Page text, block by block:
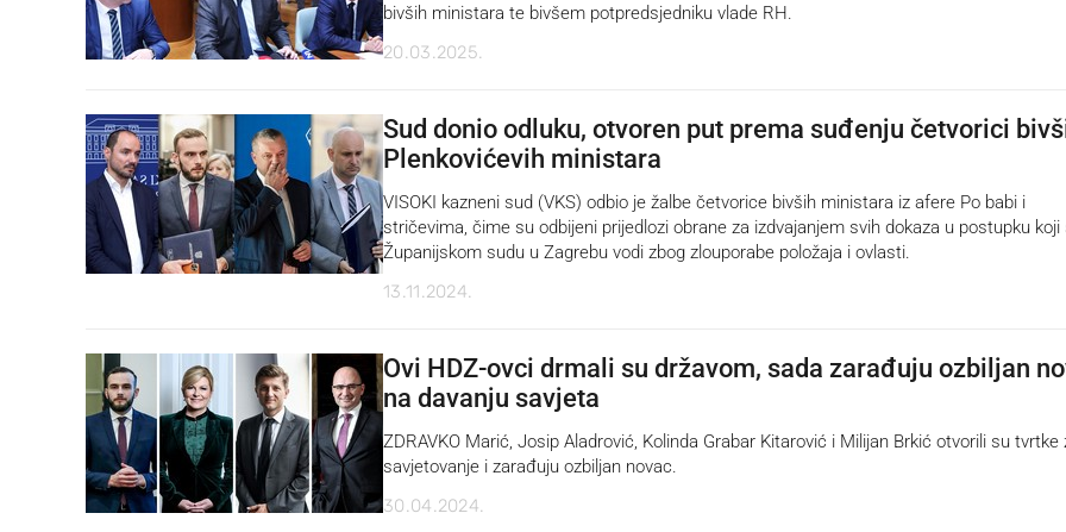
bivših ministara te bivšem potpredsjedniku vlade RH.
20.03.2025.
Sud donio odluku, otvoren put prema suđenju četvorici
Plenkovićevih ministara
VISOKI kazneni sud (VKS) odbio je žalbe četvorice bivših ministara iz afere Po babi i
stričevima, čime su odbijeni prijedlozi obrane za izdvajanjem svih dokaza u postupku koji
Županijskom sudu u Zagrebu vodi zbog zlouporabe položaja i ovlasti.
13.11.2024.
Ovi HDZ-ovci drmali su državom, sada zarađuju ozbiljan
na davanju savjeta
ZDRAVKO Marić, Josip Aladrović, Kolinda Grabar Kitarović i Milijan Brkić otvorili su tvrtke
savjetovanje i zarađuju ozbiljan novac.
30.04.2024.